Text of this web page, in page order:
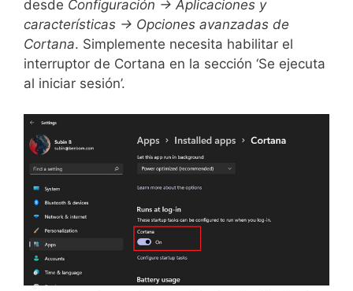
desde Configuración -> Aplicaciones y
características -> Opciones avanzadas de
Cortana. Simplemente necesita habilitar el
interruptor de Cortana en la sección ‘Se ejecuta
al iniciar sesión’.